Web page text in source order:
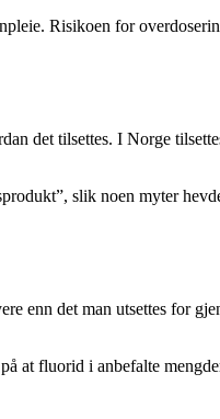
Risikoen for
det tilsettes. I Norge
slik noen myter
enn det man utsettes for
at fluorid i anbefalte